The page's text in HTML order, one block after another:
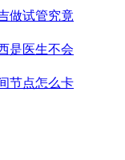
做试管究竟
是医生不会
节点怎么卡